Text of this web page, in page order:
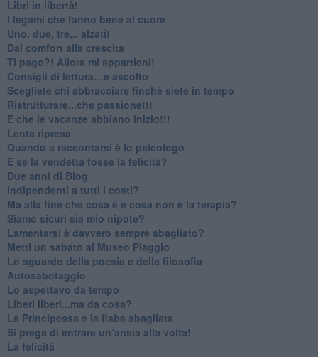
​Libri in libertà!
​I legami che fanno bene al cuore
Uno, due, tre... alzati!​
​Dal comfort alla crescita
​Ti pago?! Allora mi appartieni!​
​Consigli di lettura…e ascolto
​Scegliete chi abbracciare finché siete in tempo
​Ristrutturare...che passione!!!
​E che le vacanze abbiano inizio!!!
​Lenta ripresa
​Quando a raccontarsi è lo psicologo
​E se la vendetta fosse la felicità?
​Due anni di Blog
​Indipendenti a tutti i costi?
​Ma alla fine che cosa è e cosa non è la terapia?
​Siamo sicuri sia mio nipote?
​Lamentarsi è davvero sempre sbagliato?
​Metti un sabato al Museo Piaggio
​Lo sguardo della poesia e della filosofia
Autosabotaggio
​Lo aspettavo da tempo
​Liberi liberi...ma da cosa?
​La Principessa e la fiaba sbagliata
Si prega di entrare un’ansia alla volta!
​La felicità